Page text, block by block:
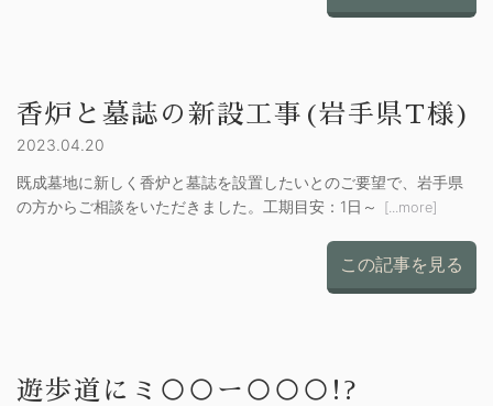
香炉と墓誌の新設工事(岩手県T様)
2023.04.20
既成墓地に新しく香炉と墓誌を設置したいとのご要望で、岩手県
の方からご相談をいただきました。工期目安：1日～
[...more]
この記事を見る
遊歩道にミ○○ー○○○!?